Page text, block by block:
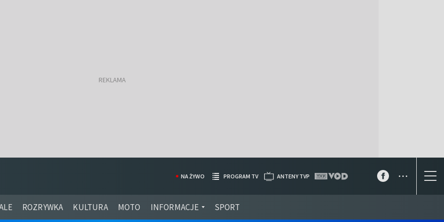
ROZRYWKA KULTURA MOTO INFORMACJE SPORT
NA ŻYWO PROGRAM TV ANTENY TVP ...